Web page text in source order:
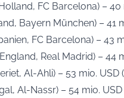
FC Barcelona) – 40
Bayern München) – 41
FC Barcelona) – 43
Real Madrid) – 44
Al-Ahli) – 53 mio. USD
Al-Nassr) – 54 mio. USD